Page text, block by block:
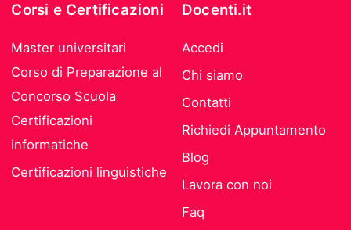
Corsi e Certificazioni
Master universitari
Corso di Preparazione al
Concorso Scuola
Certificazioni
informatiche
Certificazioni linguistiche
Docenti.it
Accedi
Chi siamo
Contatti
Richiedi Appuntamento
Blog
Lavora con noi
Faq